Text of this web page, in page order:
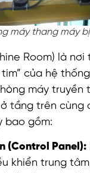
máy thang máy
Room) là
tim” của hệ
máy truyền
tầng trên cùng
bao gồm:
(Control Panel):
khiển trung